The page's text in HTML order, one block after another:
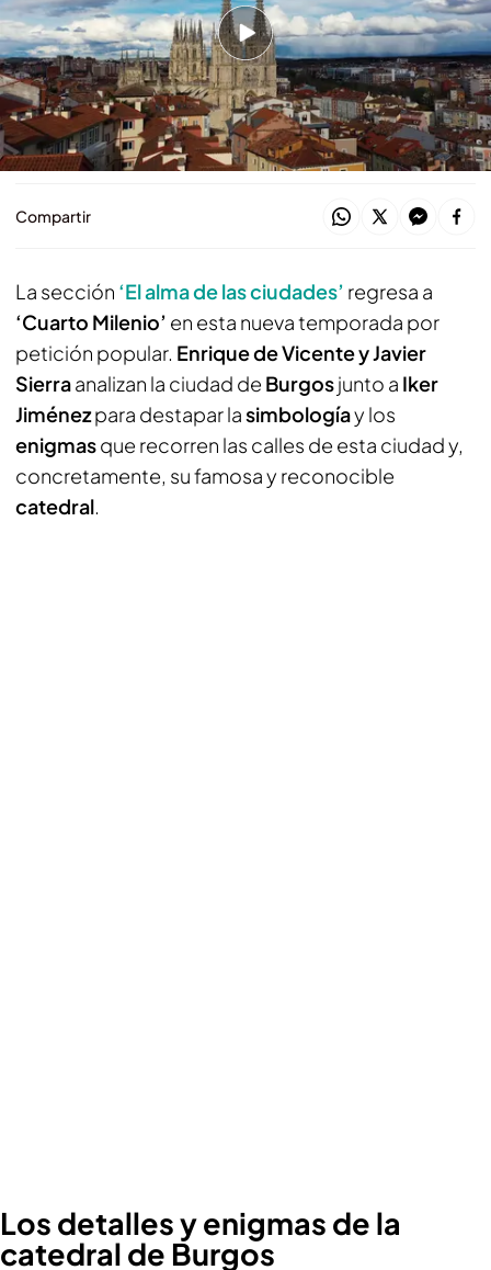
Enrique de Vicente y Javier Sierra analizan los
enigmas de la catedral de Burgos
Los misterios de Cádiz: una logia masónica y
espiritista y un avistamiento OVNI histórico
Compartir
La sección ‘El alma de las ciudades’ regresa a
‘Cuarto Milenio’ en esta nueva temporada por
petición popular. Enrique de Vicente y Javier
Sierraanalizan la ciudad de Burgosjunto a Iker
Jiménezpara destapar lasimbologíay los
enigmasque recorren las calles de esta ciudad y,
concretamente, su famosa y reconocible
catedral.
Los detalles y enigmas de la
catedral de Burgos